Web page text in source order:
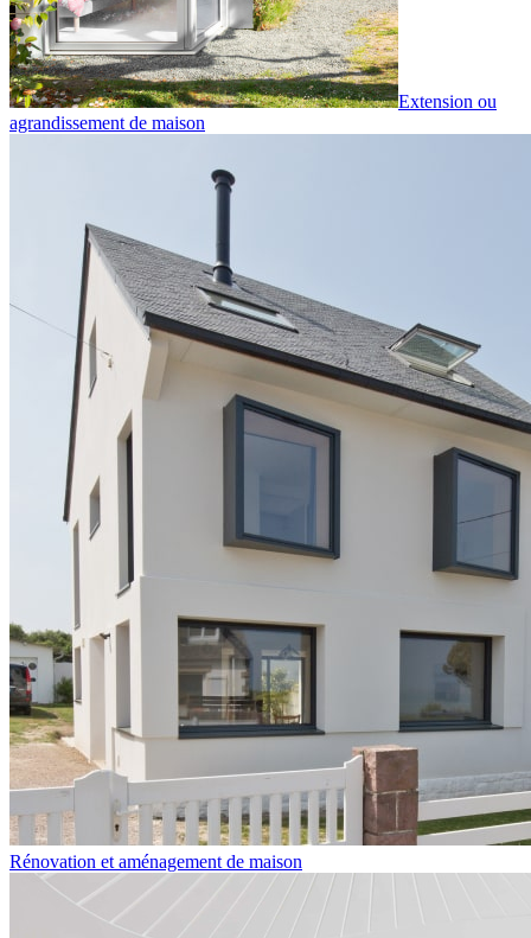
Extension ou
agrandissement de maison
Rénovation et aménagement de maison